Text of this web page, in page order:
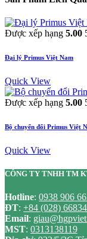
Được xếp hạng 5.00
Đại lý Primus Việt Nam
Quick View
Được xếp hạng 5.00
Bộ chuyển đổi Primus Việt
Quick View
CÔNG TY TNHH TM
Hotline: 0938 906
ĐT: +84 (028)
Email:
MST: 0313138119